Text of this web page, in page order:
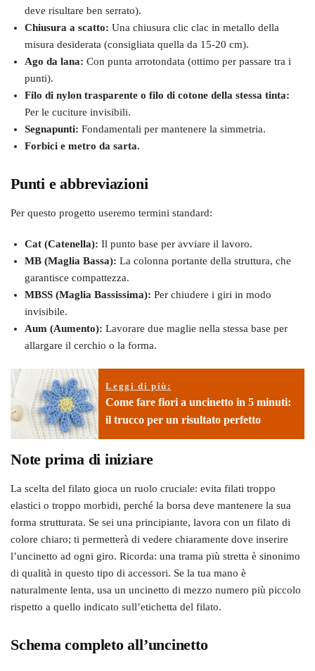
deve risultare ben serrato).
Chiusura a scatto: Una chiusura clic clac in metallo della
misura desiderata (consigliata quella da 15-20 cm).
Ago da lana: Con punta arrotondata (ottimo per passare tra i
punti).
Filo di nylon trasparente o filo di cotone della stessa tinta:
Per le cuciture invisibili.
Segnapunti: Fondamentali per mantenere la simmetria.
Forbici e metro da sarta.
Punti e abbreviazioni
Per questo progetto useremo termini standard:
Cat (Catenella): Il punto base per avviare il lavoro.
MB (Maglia Bassa): La colonna portante della struttura, che
garantisce compattezza.
MBSS (Maglia Bassissima): Per chiudere i giri in modo
invisibile.
Aum (Aumento): Lavorare due maglie nella stessa base per
allargare il cerchio o la forma.
Leggi di più:
Come fare fiori a uncinetto in 5 minuti:
il trucco per un risultato perfetto
Note prima di iniziare
La scelta del filato gioca un ruolo cruciale: evita filati troppo
elastici o troppo morbidi, perché la borsa deve mantenere la sua
forma strutturata. Se sei una principiante, lavora con un filato di
colore chiaro; ti permetterà di vedere chiaramente dove inserire
l’uncinetto ad ogni giro. Ricorda: una trama più stretta è sinonimo
di qualità in questo tipo di accessori. Se la tua mano è
naturalmente lenta, usa un uncinetto di mezzo numero più piccolo
rispetto a quello indicato sull’etichetta del filato.
Schema completo all’uncinetto